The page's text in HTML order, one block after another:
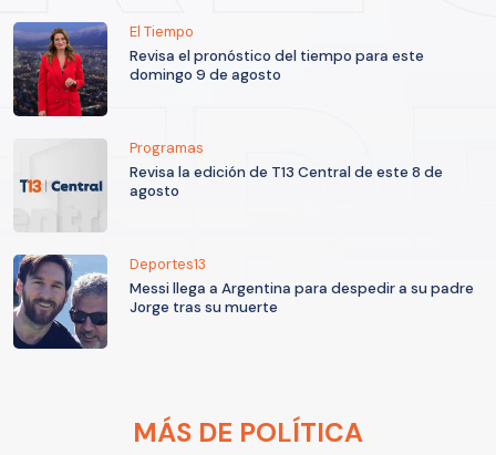
El Tiempo
Revisa el pronóstico del tiempo para este
domingo 9 de agosto
Programas
Revisa la edición de T13 Central de este 8 de
agosto
Deportes13
Messi llega a Argentina para despedir a su padre
Jorge tras su muerte
MÁS DE POLÍTICA